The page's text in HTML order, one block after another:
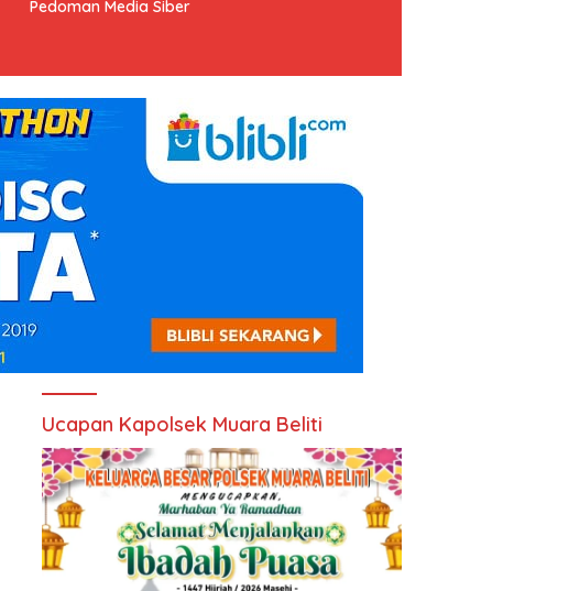
Pedoman Media Siber
Ucapan Kapolsek Muara Beliti